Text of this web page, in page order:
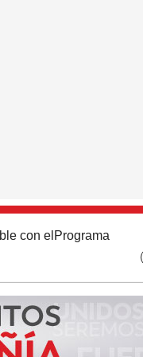
con el Programa